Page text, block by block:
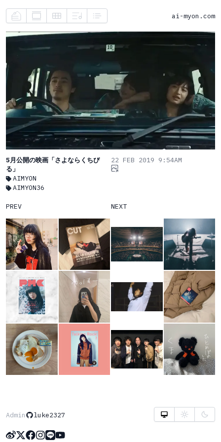
ai-myon.com
5月公開の映画「さよならくちび
る」
AIMYON
AIMYON36
22 FEB 2019 9:54AM
PREV NEXT
Admin luke2327